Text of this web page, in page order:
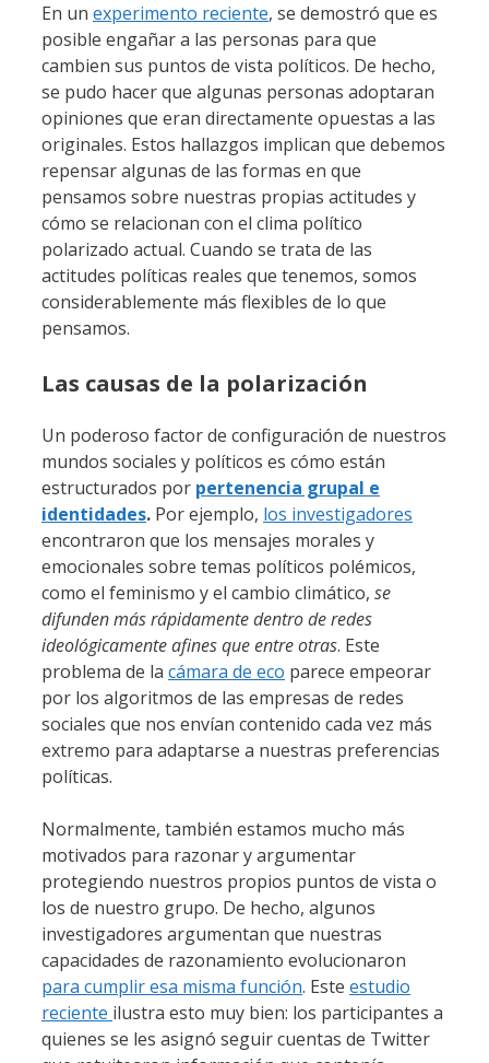
En un experimento reciente, se demostró que es
posible engañar a las personas para que
cambien sus puntos de vista políticos. De hecho,
se pudo hacer que algunas personas adoptaran
opiniones que eran directamente opuestas a las
originales. Estos hallazgos implican que debemos
repensar algunas de las formas en que
pensamos sobre nuestras propias actitudes y
cómo se relacionan con el clima político
polarizado actual. Cuando se trata de las
actitudes políticas reales que tenemos, somos
considerablemente más flexibles de lo que
pensamos.
Las causas de la polarización
Un poderoso factor de configuración de nuestros
mundos sociales y políticos es cómo están
estructurados por pertenencia grupal e
identidades. Por ejemplo, los investigadores
encontraron que los mensajes morales y
emocionales sobre temas políticos polémicos,
como el feminismo y el cambio climático, se
difunden más rápidamente dentro de redes
ideológicamente afines que entre otras. Este
problema de la cámara de eco parece empeorar
por los algoritmos de las empresas de redes
sociales que nos envían contenido cada vez más
extremo para adaptarse a nuestras preferencias
políticas.
Normalmente, también estamos mucho más
motivados para razonar y argumentar
protegiendo nuestros propios puntos de vista o
los de nuestro grupo. De hecho, algunos
investigadores argumentan que nuestras
capacidades de razonamiento evolucionaron
para cumplir esa misma función. Este estudio
reciente ilustra esto muy bien: los participantes a
quienes se les asignó seguir cuentas de Twitter